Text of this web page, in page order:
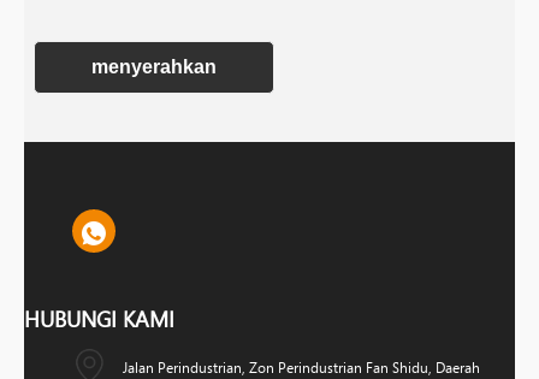
menyerahkan
HUBUNGI KAMI
Jalan Perindustrian, Zon Perindustrian Fan Shidu, Daerah